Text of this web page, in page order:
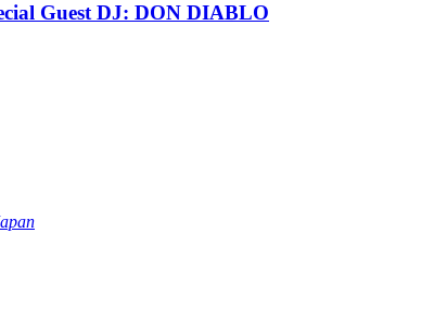
Guest DJ: DON DIABLO